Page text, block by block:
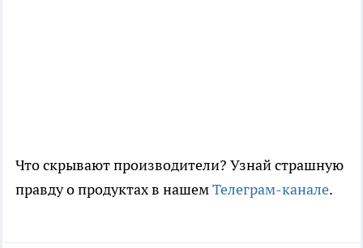
Что скрывают производители? Узнай страшную
правду о продуктах в нашемТелеграм-канале.